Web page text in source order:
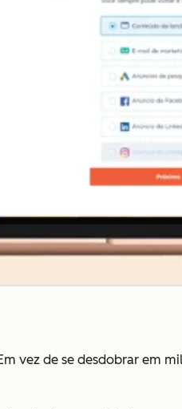
vez de se desdobrar em